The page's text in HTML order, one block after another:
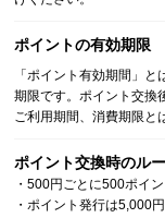
ポイントの有効期限
「ポイント有効期間」
期限です。ポイント交換
ご利用期間、消費期限と
ポイント交換時のル
・500円ごとに500ポイ
・ポイント発行は5,000